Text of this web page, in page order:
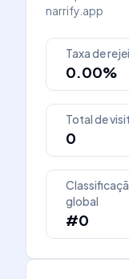
narrify.app
Taxa de
0.00%
Total de
0
global
#0